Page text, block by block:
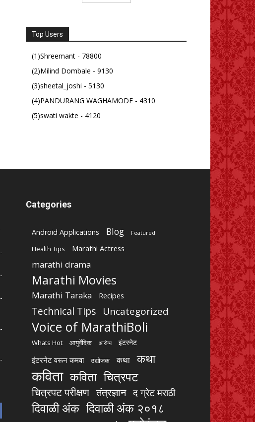
Top Users
(1)Shreemant - 78800
(2)Milind Dombale - 9130
(3)sheetal_joshi - 5130
(4)PANDURANG WAGHAMODE - 4310
(5)swati wakte - 4120
Categories
Android Applications Blog Featured
Health Tips Marathi Actress
marathi drama
Marathi Movies
Marathi Taraka Recipes
Technical Tips Uncategorized
Voice of MarathiBoli
Whats Hot आयुर्वेदिक आरोग्य इंटरनेट
इंटरनेट वरून कमवा उद्योजक कथा कथा
कविता कविता चित्रपट
चित्रपट परीक्षण तंत्रज्ञान द ग्रेट मराठी
दिवाळी अंक दिवाळी अंक २०१८